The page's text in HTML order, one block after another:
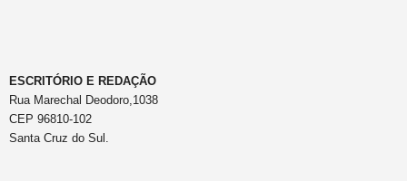
ESCRITÓRIO E REDAÇÃO
Rua Marechal Deodoro,1038
CEP 96810-102
Santa Cruz do Sul.